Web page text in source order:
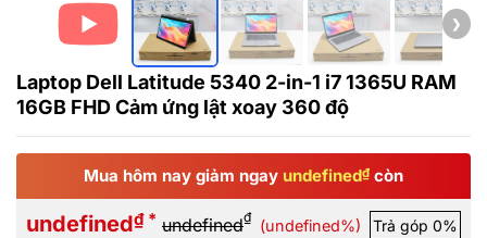
❯
Laptop Dell Latitude 5340 2-in-1 i7 1365U RAM
16GB FHD Cảm ứng lật xoay 360 độ
Mua hôm nay giảm ngay undefined₫ còn
undefined₫ * undefined₫ (undefined%) Trả góp 0%